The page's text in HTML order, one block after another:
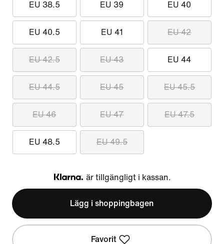
EU 38.5 EU 39 EU 40
EU 40.5 EU 41 EU 42
EU 42.5 EU 43 EU 44
EU 44.5 EU 45 EU 45.5
EU 46 EU 47 EU 47.5
EU 48.5 EU 49.5
Klarna
är tillgängligt i kassan.
Lägg i shoppingbagen
Favorit